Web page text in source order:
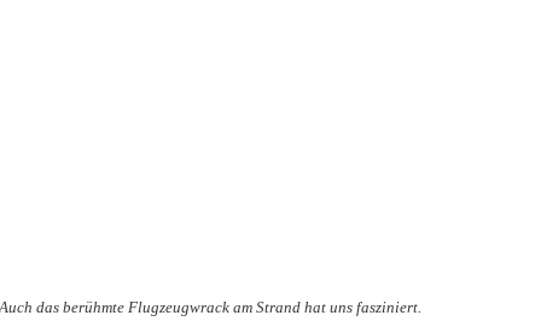
Auch das berühmte Flugzeugwrack am Strand hat uns fasziniert.